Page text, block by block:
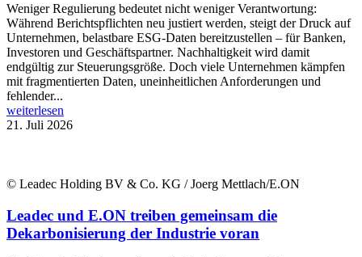
Weniger Regulierung bedeutet nicht weniger Verantwortung:
Während Berichtspflichten neu justiert werden, steigt der Druck auf
Unternehmen, belastbare ESG-Daten bereitzustellen – für Banken,
Investoren und Geschäftspartner. Nachhaltigkeit wird damit
endgültig zur Steuerungsgröße. Doch viele Unternehmen kämpfen
mit fragmentierten Daten, uneinheitlichen Anforderungen und
fehlender...
weiterlesen
21. Juli 2026
© Leadec Holding BV & Co. KG / Joerg Mettlach/E.ON
Leadec und E.ON treiben gemeinsam die
Dekarbonisierung der Industrie voran